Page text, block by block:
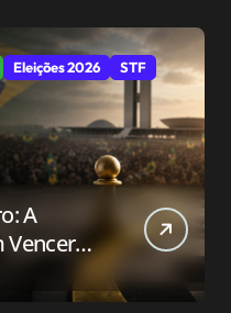
Eleições 2026 STF
A
Vencer